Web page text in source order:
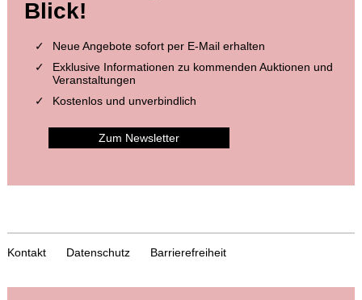
Blick!
Neue Angebote sofort per E-Mail erhalten
Exklusive Informationen zu kommenden Auktionen und
Veranstaltungen
Kostenlos und unverbindlich
Zum Newsletter
Kontakt Datenschutz Barrierefreiheit